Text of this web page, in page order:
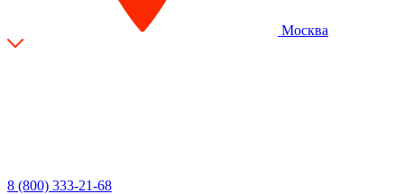
Москва
8 (800) 333-21-68